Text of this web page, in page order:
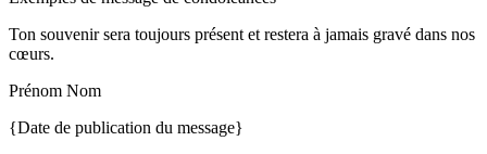
Ton souvenir sera toujours présent et restera à jamais gravé dans nos
cœurs.
Prénom Nom
{Date de publication du message}